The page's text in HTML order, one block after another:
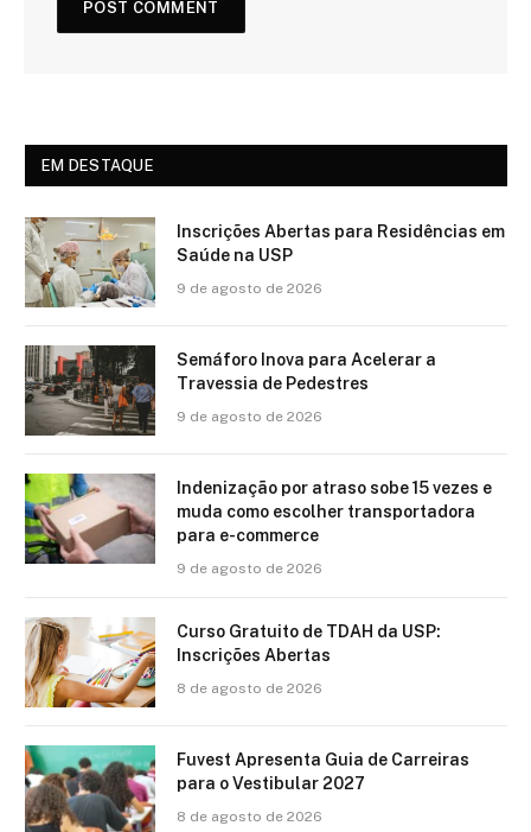
EM DESTAQUE
Inscrições Abertas para Residências em
Saúde na USP
9 de agosto de 2026
Semáforo Inova para Acelerar a
Travessia de Pedestres
9 de agosto de 2026
Indenização por atraso sobe 15 vezes e
muda como escolher transportadora
para e-commerce
9 de agosto de 2026
Curso Gratuito de TDAH da USP:
Inscrições Abertas
8 de agosto de 2026
Fuvest Apresenta Guia de Carreiras
para o Vestibular 2027
8 de agosto de 2026